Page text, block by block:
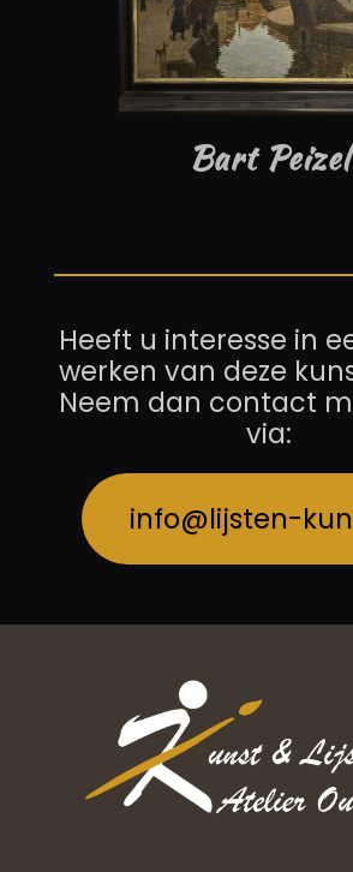
Bart Peizel
Heeft u interesse in
werken van deze
Neem dan contact
via:
info@lijsten-